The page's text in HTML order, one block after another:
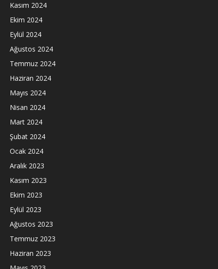
Kasım 2024
Ekim 2024
Eylül 2024
Ağustos 2024
Temmuz 2024
Haziran 2024
Mayıs 2024
Nisan 2024
Mart 2024
Şubat 2024
Ocak 2024
Aralık 2023
Kasım 2023
Ekim 2023
Eylül 2023
Ağustos 2023
Temmuz 2023
Haziran 2023